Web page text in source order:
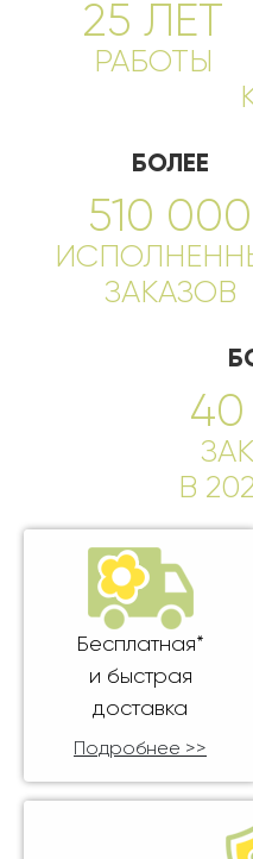
25 ЛЕТ
РАБОТЫ
БОЛЕЕ
510 000
ЗАКАЗОВ
В
Бесплатная*
и быстрая
доставка
Подробнее >>